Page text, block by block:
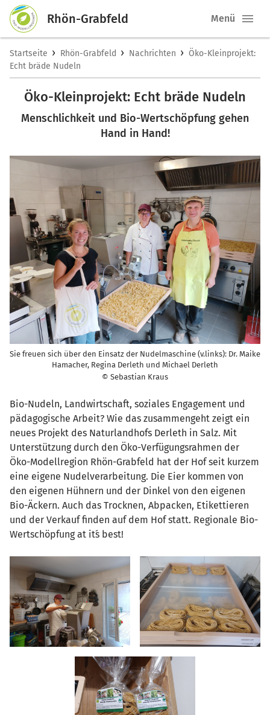
Rhön-Grabfeld Menü
Startseite › Rhön-Grabfeld › Nachrichten › Öko-Kleinprojekt:
Echt bräde Nudeln
Öko-Kleinprojekt: Echt bräde Nudeln
Menschlichkeit und Bio-Wertschöpfung gehen
Hand in Hand!
Sie freuen sich über den Einsatz der Nudelmaschine (v.links): Dr. Maike
Hamacher, Regina Derleth und Michael Derleth
© Sebastian Kraus
Bio-Nudeln, Landwirtschaft, soziales Engagement und
pädagogische Arbeit? Wie das zusammengeht zeigt ein
neues Projekt des Naturlandhofs Derleth in Salz. Mit
Unterstützung durch den Öko-Verfügungsrahmen der
Öko-Modellregion Rhön-Grabfeld hat der Hof seit kurzem
eine eigene Nudelverarbeitung. Die Eier kommen von
den eigenen Hühnern und der Dinkel von den eigenen
Bio-Äckern. Auch das Trocknen, Abpacken, Etikettieren
und der Verkauf finden auf dem Hof statt. Regionale Bio-
Wertschöpfung at it´s best!